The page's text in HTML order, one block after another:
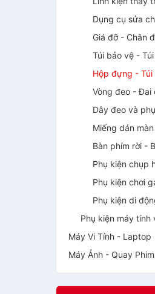
Dụng cụ sửa
Giá đỡ - Chân
Túi bảo vệ -
Hộp đựng -
Vòng đeo - Đai
Dây đeo và
Miếng dán
Bàn phím rời -
Phụ kiện chụp
Phụ kiện chơi
Phụ kiện di
Phụ kiện máy tính
Máy Vi Tính - Laptop
Máy Ảnh - Quay Phim